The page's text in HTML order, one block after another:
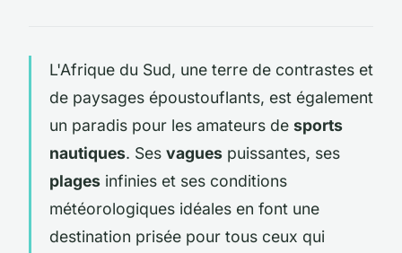
L'Afrique du Sud, une terre de contrastes et
de paysages époustouflants, est également
un paradis pour les amateurs de sports
nautiques. Ses vagues puissantes, ses
plages infinies et ses conditions
météorologiques idéales en font une
destination prisée pour tous ceux qui